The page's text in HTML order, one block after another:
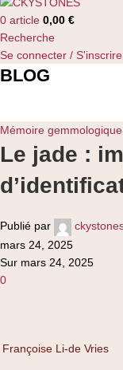
0 article 0,00 €
Recherche
Se connecter / S'inscrire
BLOG
Mémoire gemmologique
Le jade :
Publié par
mars 24, 2025
Sur mars 24, 2025
0